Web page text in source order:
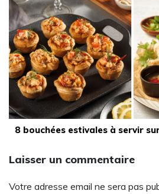
8 bouchées estivales à servir
Laisser un commentaire
Votre adresse email ne sera pas